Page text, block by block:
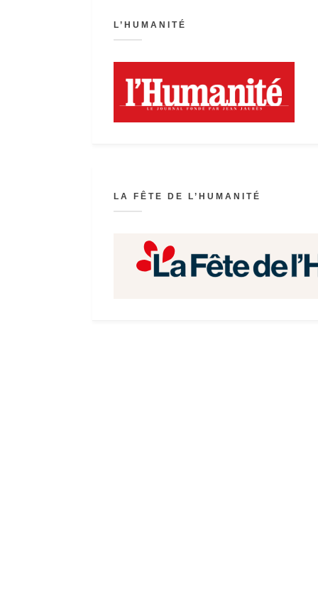
L’HUMANITÉ
LA FÊTE DE L’HUMANITÉ